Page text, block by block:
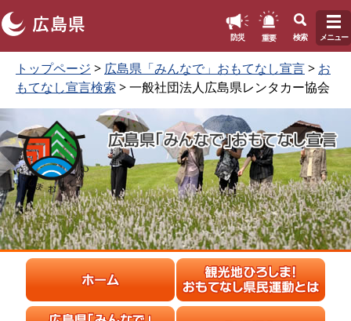
ペ
の
先
頭
で
す
。
本
読
む
防災 重要 検索 メニュー
トップページ > 広島県「みんなで」おもてなし宣言> お
もてなし宣言検索 > 一般社団法人広島県レンタカー協会